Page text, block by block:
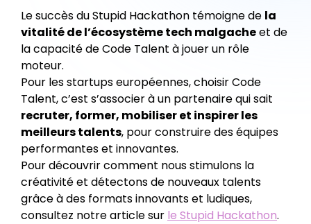
Le succès du Stupid Hackathon témoigne de la
vitalité de l’écosystème tech malgacheet de
la capacité de Code Talent à jouer un rôle
moteur.
Pour les startups européennes, choisir Code
Talent, c’est s’associer à un partenaire qui sait
recruter, former, mobiliser et inspirer les
meilleurs talents, pour construire des équipes
performantes et innovantes.
Pour découvrir comment nous stimulons la
créativité et détectons de nouveaux talents
grâce à des formats innovants et ludiques,
consultez notre article sur le Stupid Hackathon.